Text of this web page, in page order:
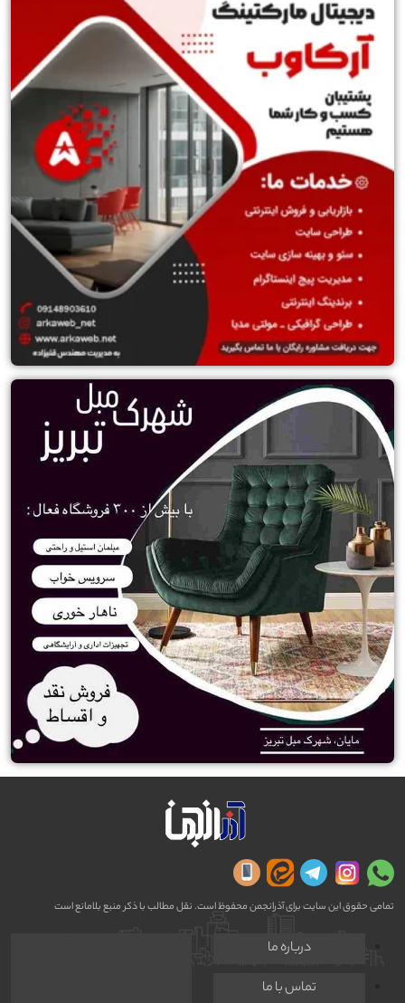
تمامی حقوق این سایت برای آذرانجمن محفوظ است. نقل مطالب با ذکر منبع بلامانع است
درباره ما
تماس با ما